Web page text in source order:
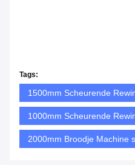
Tags:
1500mm Scheurende
1000mm Scheurende
2000mm Broodje Machine